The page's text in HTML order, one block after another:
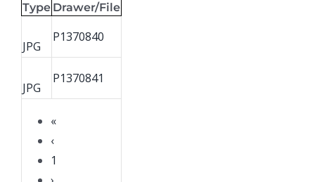
Type Drawer/File
«
‹
1
JPG
P1370840
JPG
P1370841